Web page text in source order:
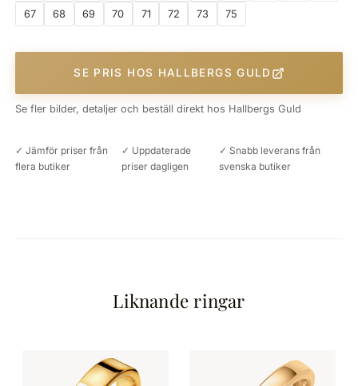
67 68 69 70 71 72 73 75
SE PRIS HOS HALLBERGS GULD
Se fler bilder, detaljer och beställ direkt hos Hallbergs Guld
✓ Jämför priser från
flera butiker
✓ Uppdaterade
priser dagligen
✓ Snabb leverans från
svenska butiker
Liknande ringar